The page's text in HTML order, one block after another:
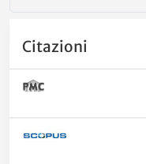
Citazioni